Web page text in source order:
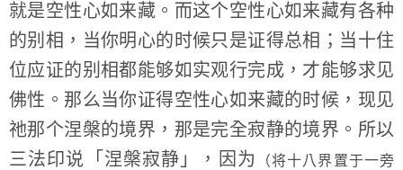
就是空性心如来藏。而这个空性心如来藏有各种
的别相，当你明心的时候只是证得总相；当十住
位应证的别相都能够如实观行完成，才能够求见
佛性。那么当你证得空性心如来藏的时候，现见
祂那个涅槃的境界，那是完全寂静的境界。所以
三法印说「涅槃寂静」，因为
（将十八界置于一旁